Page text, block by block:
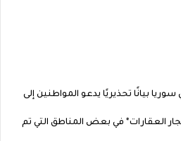
بيانًا تحذيريًا يدعو المواطنين إلى
العقارات* في بعض المناطق التي تم